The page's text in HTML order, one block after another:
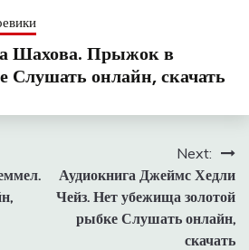
Шахова. Прыжок в
Слушать онлайн, скачать
Next:
Аудиокнига Джеймс Хедли
Чейз. Нет убежища золотой
рыбке Слушать онлайн,
скачать